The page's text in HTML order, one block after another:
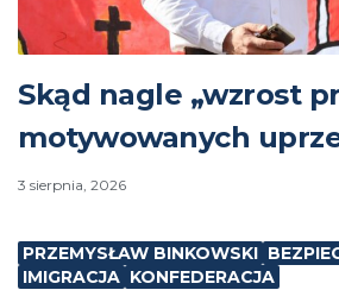
Skąd nagle „wzrost
motywowanych
3 sierpnia, 2026
PRZEMYSŁAW BINKOWSKI
IMIGRACJA KONFEDERACJA